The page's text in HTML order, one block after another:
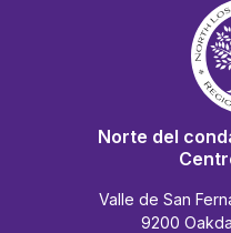
Norte del
Valle de San
9200